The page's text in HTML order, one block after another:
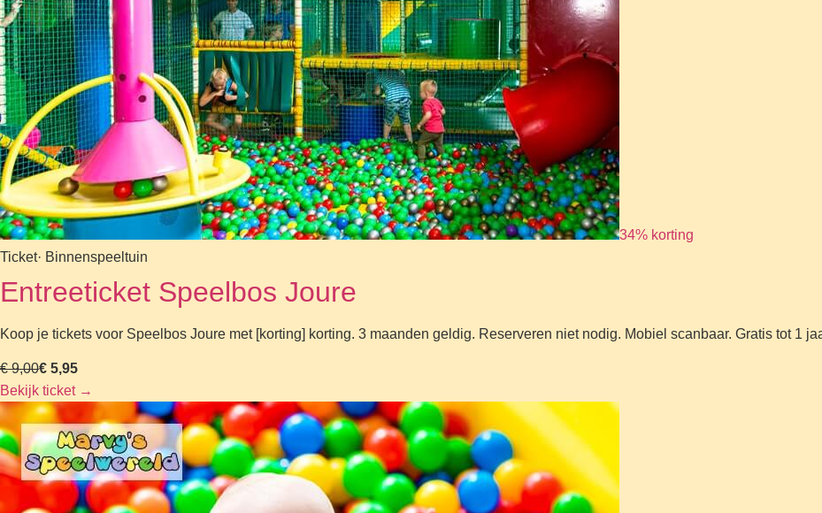
34% korting
Ticket· Binnenspeeltuin
Entreeticket Speelbos Joure
Koop je tickets voor Speelbos Joure met [korting] korting. 3 maanden geldig. Reserveren niet nodig. Mobiel scanbaar. Gratis tot 1
€ 9,00€ 5,95
Bekijk ticket →